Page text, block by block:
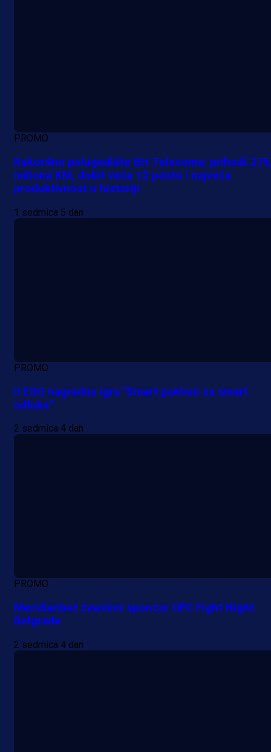
PROMO
Rekordno polugodište BH Telecoma: prihodi
miliona KM, dobit veća 12 posto i najveća
produktivnost u historiji
1 sedmica 5 dan
PROMO
II ESG nagradna igra "Smart pokloni za smart
odluke"
2 sedmica 4 dan
PROMO
Meridianbet zvanični sponzor UFC Fight Night
Belgrade
2 sedmica 4 dan